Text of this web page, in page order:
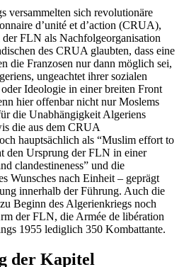
versammelten sich revolutionäre
d’unité et d’action (CRUA),
FLN als Nachfolgeorganisation
des CRUA glaubten, dass eine
die Franzosen nur dann möglich sei,
ungeachtet ihrer sozialen
Ideologie in einer breiten Front
hier offenbar nicht nur Moslems
die Unabhängigkeit Algeriens
die aus dem CRUA
hauptsächlich als “Muslim effort to
den Ursprung der FLN in einer
clandestineness” und die
Wunsches nach Einheit – geprägt
innerhalb der Führung. Auch die
Beginn des Algerienkriegs noch
der FLN, die Armée de libération
1955 lediglich 350 Kombattante.
der Kapitel